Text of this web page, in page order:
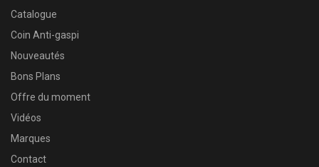
Catalogue
Coin Anti-gaspi
Nouveautés
Bons Plans
Offre du moment
Vidéos
Marques
Contact